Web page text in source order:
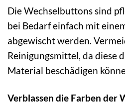
Die Wechselbuttons sind
bei Bedarf einfach mit
abgewischt werden.
Reinigungsmittel, da diese
Material beschädigen
Verblassen die Farben der